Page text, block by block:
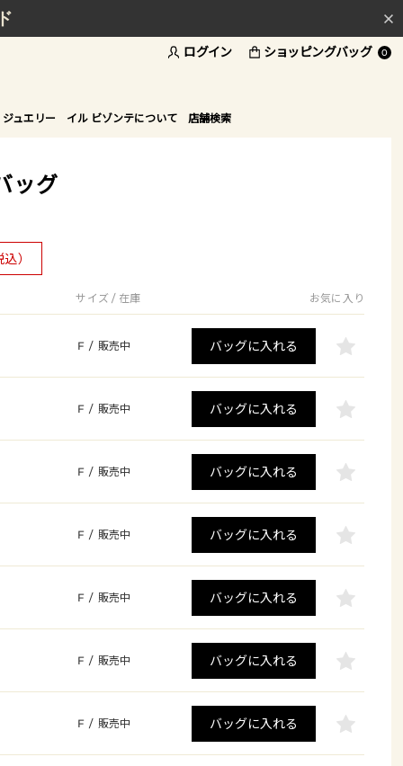
ログイン ショッピングバッグ 0
ュエリー イル ビゾンテについて 店舗検索
ッグ
）
サイズ / 在庫 お気に入り
F / 販売中 バッグに入れる
F / 販売中 バッグに入れる
F / 販売中 バッグに入れる
F / 販売中 バッグに入れる
F / 販売中 バッグに入れる
F / 販売中 バッグに入れる
F / 販売中 バッグに入れる